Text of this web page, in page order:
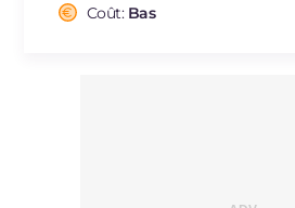
Coût: Bas